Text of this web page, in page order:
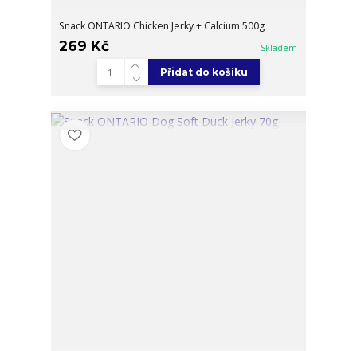
Snack ONTARIO Chicken Jerky + Calcium 500g
269 Kč Skladem
Přidat do košíku